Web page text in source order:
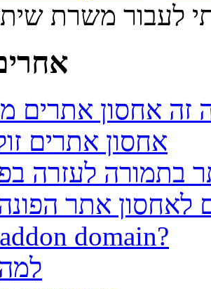
זה אחסון אתרים
אחסון אתרים
בתמורה לעזרה
לאחסון אתר
מה זה addon domain?